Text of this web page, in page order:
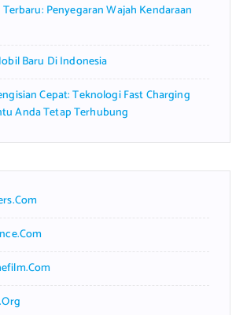
Penyegaran Wajah Kendaraan
Baru Di Indonesia
Cepat: Teknologi Fast Charging
Anda Tetap Terhubung